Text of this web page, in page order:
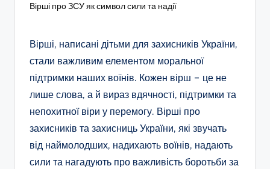
Вірші про ЗСУ як символ сили та надії
Вірші, написані дітьми для захисників України,
стали важливим елементом моральної
підтримки наших воїнів. Кожен вірш – це не
лише слова, а й вираз вдячності, підтримки та
непохитної віри у перемогу. Вірші про
захисників та захисниць України, які звучать
від наймолодших, надихають воїнів, надають
сили та нагадують про важливість боротьби за